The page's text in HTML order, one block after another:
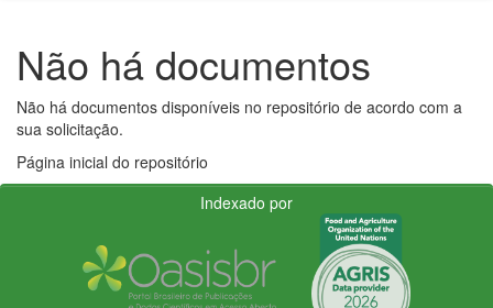
Não há documentos
Não há documentos disponíveis no repositório de acordo com a
sua solicitação.
Página inicial do repositório
Indexado por